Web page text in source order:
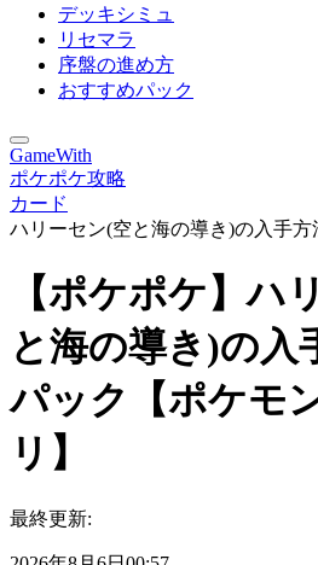
デッキシミュ
リセマラ
序盤の進め方
おすすめパック
GameWith
ポケポケ攻略
カード
ハリーセン(空と海の導き)の入手方
【ポケポケ】ハ
と海の導き)の入
パック【ポケモ
リ】
最終更新: